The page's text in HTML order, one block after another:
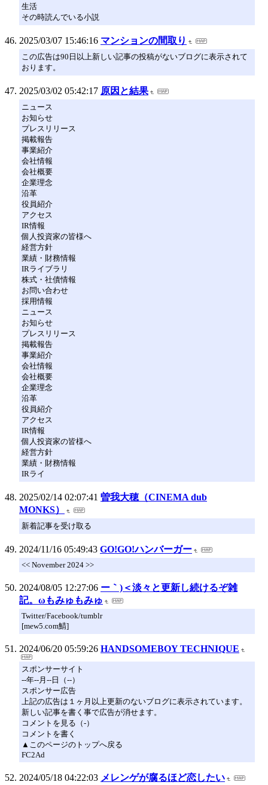
生活
その時読んでいる小説
2025/03/07 15:46:16 マンションの間取り
この広告は90日以上新しい記事の投稿がないブログに表示されて
おります。
2025/03/02 05:42:17 原因と結果
ニュース
お知らせ
プレスリリース
掲載報告
事業紹介
会社情報
会社概要
企業理念
沿革
役員紹介
アクセス
IR情報
個人投資家の皆様へ
経営方針
業績・財務情報
IRライブラリ
株式・社債情報
お問い合わせ
採用情報
ニュース
お知らせ
プレスリリース
掲載報告
事業紹介
会社情報
会社概要
企業理念
沿革
役員紹介
アクセス
IR情報
個人投資家の皆様へ
経営方針
業績・財務情報
IRライ
2025/02/14 02:07:41 曽我大穂（CINEMA dub
MONKS）
新着記事を受け取る
2024/11/16 05:49:43 GO!GO!ハンバーガー
<< November 2024 >>
2024/08/05 12:27:06 ー｀)＜淡々と更新し続けるぞ雑
記。ωもみゅもみゅ
Twitter/Facebook/tumblr
[mew5.com鯖]
2024/06/20 05:59:26 HANDSOMEBOY TECHNIQUE
スポンサーサイト
--年--月--日（--）
スポンサー広告
上記の広告は１ヶ月以上更新のないブログに表示されています。
新しい記事を書く事で広告が消せます。
コメントを見る（-）
コメントを書く
▲このページのトップへ戻る
FC2Ad
2024/05/18 04:22:03 メレンゲが腐るほど恋したい